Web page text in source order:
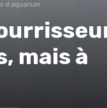
d'aquarium
mais à